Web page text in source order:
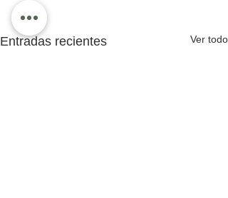
Entradas recientes Ver todo